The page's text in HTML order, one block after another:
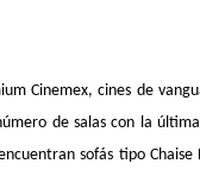
Cinemex, cines de
de salas con la
sofás tipo